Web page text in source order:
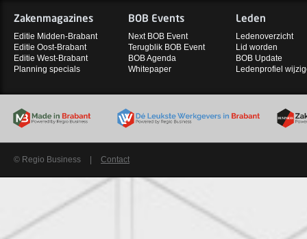
Zakenmagazines
Editie Midden-Brabant
Editie Oost-Brabant
Editie West-Brabant
Planning specials
BOB Events
Next BOB Event
Terugblik BOB Event
BOB Agenda
Whitepaper
Leden
Ledenoverzicht
Lid worden
BOB Update
Ledenprofiel
© Regio Business Contact